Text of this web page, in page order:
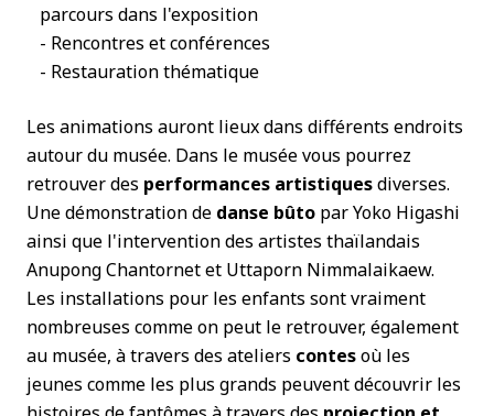
parcours dans l'exposition
- Rencontres et conférences
- Restauration thématique
Les animations auront lieux dans différents endroits
autour du musée. Dans le musée vous pourrez
retrouver des performances artistiquesdiverses.
Une démonstration de danse bûto par Yoko Higashi
ainsi que l'intervention des artistes thaïlandais
Anupong Chantornet et Uttaporn Nimmalaikaew.
Les installations pour les enfants sont vraiment
nombreuses comme on peut le retrouver, également
au musée, à travers des ateliers contesoù les
jeunes comme les plus grands peuvent découvrir les